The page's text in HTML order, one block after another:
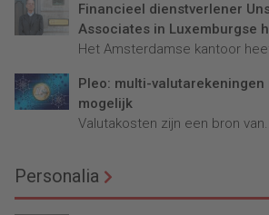
Financieel dienstverlener
Associates in Luxemburgse
Het Amsterdamse kantoor
Pleo: multi-valutarekeningen
mogelijk
Valutakosten zijn een bron
Personalia